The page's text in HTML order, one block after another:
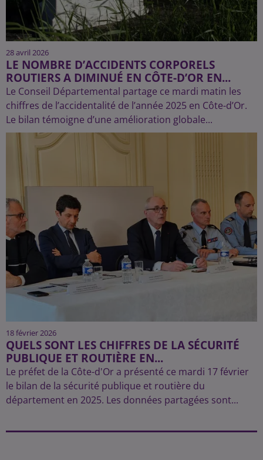
28 avril 2026
LE NOMBRE D’ACCIDENTS CORPORELS
ROUTIERS A DIMINUÉ EN CÔTE-D’OR EN...
Le Conseil Départemental partage ce mardi matin les
chiffres de l’accidentalité de l’année 2025 en Côte-d’Or.
Le bilan témoigne d’une amélioration globale...
18 février 2026
QUELS SONT LES CHIFFRES DE LA SÉCURITÉ
PUBLIQUE ET ROUTIÈRE EN...
Le préfet de la Côte-d'Or a présenté ce mardi 17 février
le bilan de la sécurité publique et routière du
département en 2025. Les données partagées sont...